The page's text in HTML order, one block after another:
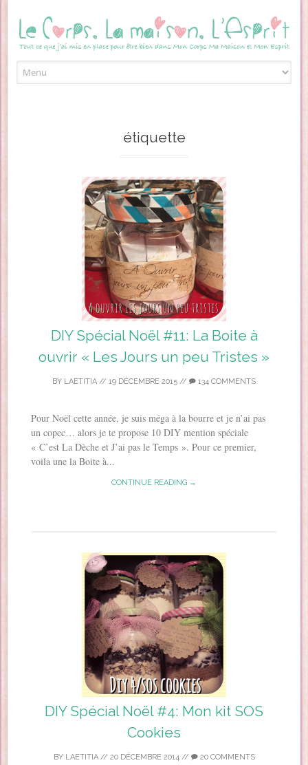
étiquette
DIY Spécial Noël #11: La Boite à
ouvrir « Les Jours un peu Tristes »
BY LAETITIA // 19 DÉCEMBRE 2015 // 134 COMMENTS
Pour Noël cette année, je suis méga à la bourre et je n’ai pas
un copec… alors je te propose 10 DIY mention spéciale
« C’est La Dèche et J’ai pas le Temps ». Pour ce premier,
voila une la Boite à...
CONTINUE READING →
DIY Spécial Noël #4: Mon kit SOS
Cookies
BY LAETITIA// 20 DÉCEMBRE 2014 // 20 COMMENTS